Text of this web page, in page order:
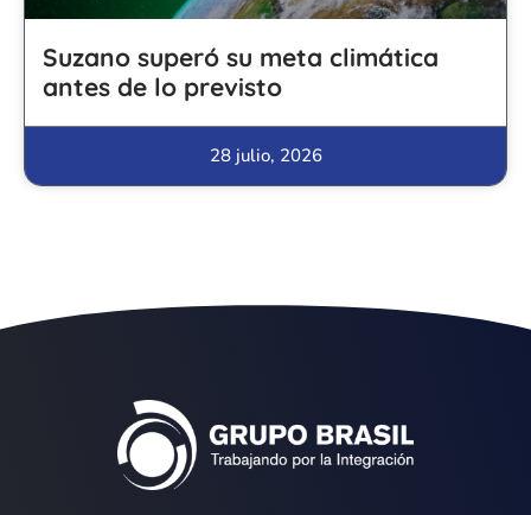
Suzano superó su meta climática
antes de lo previsto
28 julio, 2026